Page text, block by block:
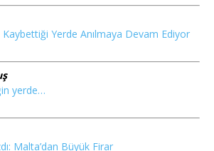
Kaybettiği Yerde Anılmaya Devam Ediyor
yerde…
Malta’dan Büyük Firar